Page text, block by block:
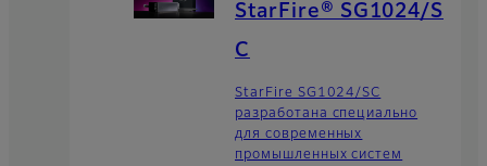
StarFire® SG1024/S
C
StarFire SG1024/SC
разработана специально
для современных
промышленных систем